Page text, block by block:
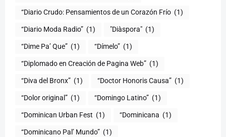
“Diario Crudo: Pensamientos de un Corazón Frío (1)
“Diario Moda Radio” (1) (1)
“Dime Pa’ Que” (1) “Dímelo” (1)
“Diplomado en Creación de Pagina Web” (1)
“Diva del Bronx” (1) “Doctor Honoris Causa” (1)
“Dolor original” (1) “Domingo Latino” (1)
“Dominican Urban Fest (1) “Dominicana (1)
“Dominicano Pal’ Mundo” (1)